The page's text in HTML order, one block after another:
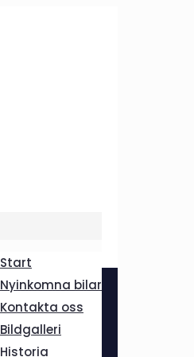
Start
Nyinkomna bilar
Kontakta oss
Bildgalleri
Historia